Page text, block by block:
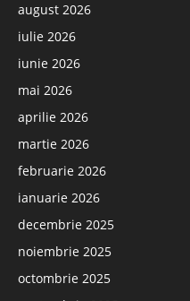
august 2026
iulie 2026
iunie 2026
mai 2026
aprilie 2026
martie 2026
februarie 2026
ianuarie 2026
decembrie 2025
noiembrie 2025
octombrie 2025